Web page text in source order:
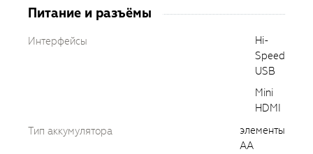
Питание и разъёмы
Интерфейсы
Hi-
Speed
USB
Mini
HDMI
Тип аккумулятора
элементы
AA